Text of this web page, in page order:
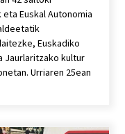
Euskal Autonomia
Euskadiko
Jaurlaritzako kultur
Urriaren 25ean